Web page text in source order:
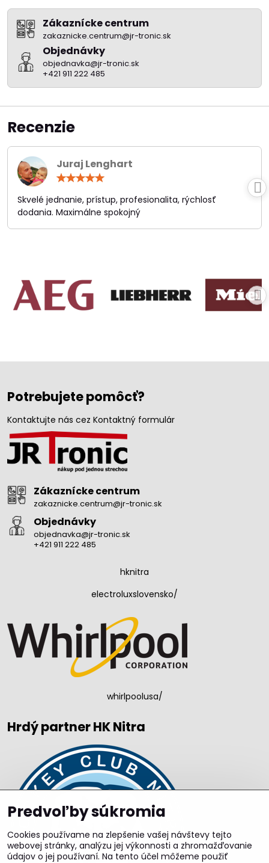
Zákaznícke centrum
zakaznicke.centrum@jr-tronic.sk
Objednávky
objednavka@jr-tronic.sk
+421 911 222 485
Recenzie
Juraj Lenghart
/
5
Skvelé jednanie, prístup, profesionalita, rýchlosť
dodania. Maximálne spokojný
Potrebujete pomôcť?
Kontaktujte nás cez Kontaktný formulár
Zákaznícke centrum
zakaznicke.centrum@jr-tronic.sk
Objednávky
objednavka@jr-tronic.sk
+421 911 222 485
hknitra
electroluxslovensko/
whirlpoolusa/
Hrdý partner HK Nitra
Predvoľby súkromia
Cookies používame na zlepšenie vašej návštevy tejto
webovej stránky, analýzu jej výkonnosti a zhromažďovanie
údajov o jej používaní. Na tento účel môžeme použiť